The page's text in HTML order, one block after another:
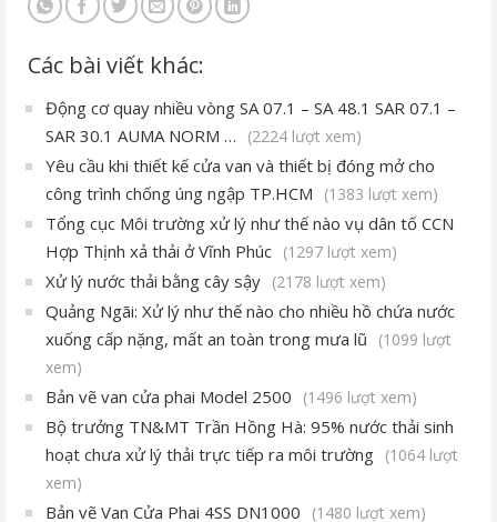
Các bài viết khác:
Động cơ quay nhiều vòng SA 07.1 – SA 48.1 SAR 07.1 –
SAR 30.1 AUMA NORM …
(2224 lượt xem)
Yêu cầu khi thiết kế cửa van và thiết bị đóng mở cho
công trình chống úng ngập TP.HCM
(1383 lượt xem)
Tổng cục Môi trường xử lý như thế nào vụ dân tố CCN
Hợp Thịnh xả thải ở Vĩnh Phúc (1297 lượt xem)
Xử lý nước thải bằng cây sậy (2178 lượt xem)
Quảng Ngãi: Xử lý như thế nào cho nhiều hồ chứa nước
xuống cấp nặng, mất an toàn trong mưa lũ
(1099 lượt
xem)
Bản vẽ van cửa phai Model 2500 (1496 lượt xem)
Bộ trưởng TN&MT Trần Hồng Hà: 95% nước thải sinh
hoạt chưa xử lý thải trực tiếp ra môi trường (1064 lượt
xem)
Bản vẽ Van Cửa Phai 4SS DN1000 (1480 lượt xem)